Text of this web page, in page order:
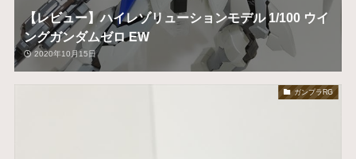
【レビュー】ハイレゾリューションモデル 1/100 ウイ
ングガンダムゼロ EW
2020年10月15日
ガンプラRG